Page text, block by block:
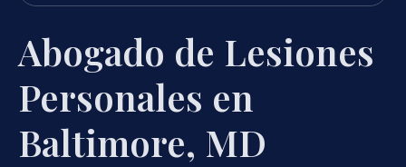
Abogado de Lesiones
Personales en
Baltimore, MD